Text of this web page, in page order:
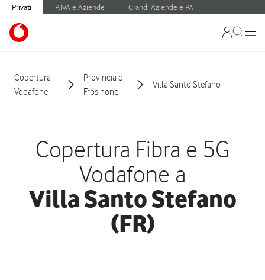
Privati P.IVA e Aziende Grandi Aziende e PA
Copertura
Vodafone
Provincia di
Frosinone
Villa Santo Stefano
Copertura Fibra e 5G
Vodafone a
Villa Santo Stefano
(FR)